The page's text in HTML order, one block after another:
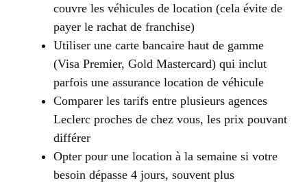
couvre les véhicules de location (cela évite de
payer le rachat de franchise)
Utiliser une carte bancaire haut de gamme
(Visa Premier, Gold Mastercard) qui inclut
parfois une assurance location de véhicule
Comparer les tarifs entre plusieurs agences
Leclerc proches de chez vous, les prix pouvant
différer
Opter pour une location à la semaine si votre
besoin dépasse 4 jours, souvent plus